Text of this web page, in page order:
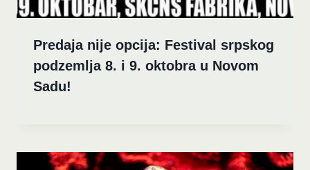
Predaja nije opcija: Festival srpskog
podzemlja 8. i 9. oktobra u Novom
Sadu!